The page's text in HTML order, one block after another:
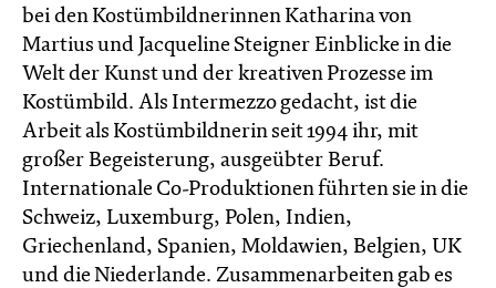
bei den Kostümbildnerinnen Katharina von
Martius und Jacqueline Steigner Einblicke in die
Welt der Kunst und der kreativen Prozesse im
Kostümbild. Als Intermezzo gedacht, ist die
Arbeit als Kostümbildnerin seit 1994 ihr, mit
großer Begeisterung, ausgeübter Beruf.
Internationale Co-Produktionen führten sie in die
Schweiz, Luxemburg, Polen, Indien,
Griechenland, Spanien, Moldawien, Belgien, UK
und die Niederlande. Zusammenarbeiten gab es